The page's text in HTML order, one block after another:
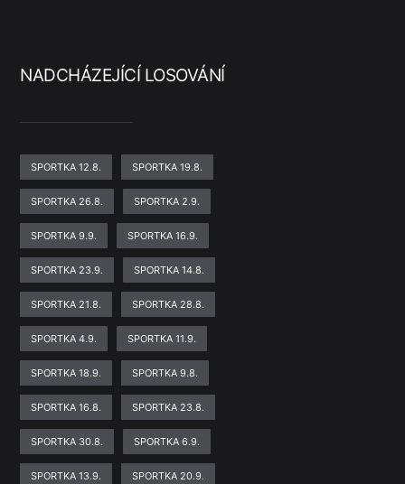
NADCHÁZEJÍCÍ LOSOVÁNÍ
SPORTKA 12.8. SPORTKA 19.8.
SPORTKA 26.8. SPORTKA 2.9.
SPORTKA 9.9. SPORTKA 16.9.
SPORTKA 23.9. SPORTKA 14.8.
SPORTKA 21.8. SPORTKA 28.8.
SPORTKA 4.9. SPORTKA 11.9.
SPORTKA 18.9. SPORTKA 9.8.
SPORTKA 16.8. SPORTKA 23.8.
SPORTKA 30.8. SPORTKA 6.9.
SPORTKA 13.9. SPORTKA 20.9.